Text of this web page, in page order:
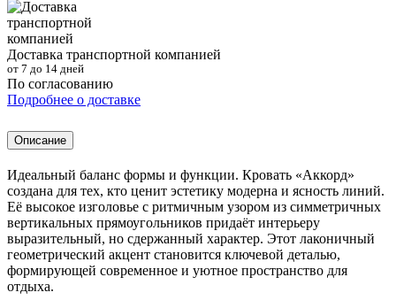
Доставка транспортной компанией
от 7 до 14 дней
По согласованию
Подробнее о доставке
Описание
Идеальный баланс формы и функции. Кровать «Аккорд»
создана для тех, кто ценит эстетику модерна и ясность линий.
Её высокое изголовье с ритмичным узором из симметричных
вертикальных прямоугольников придаёт интерьеру
выразительный, но сдержанный характер. Этот лаконичный
геометрический акцент становится ключевой деталью,
формирующей современное и уютное пространство для
отдыха.